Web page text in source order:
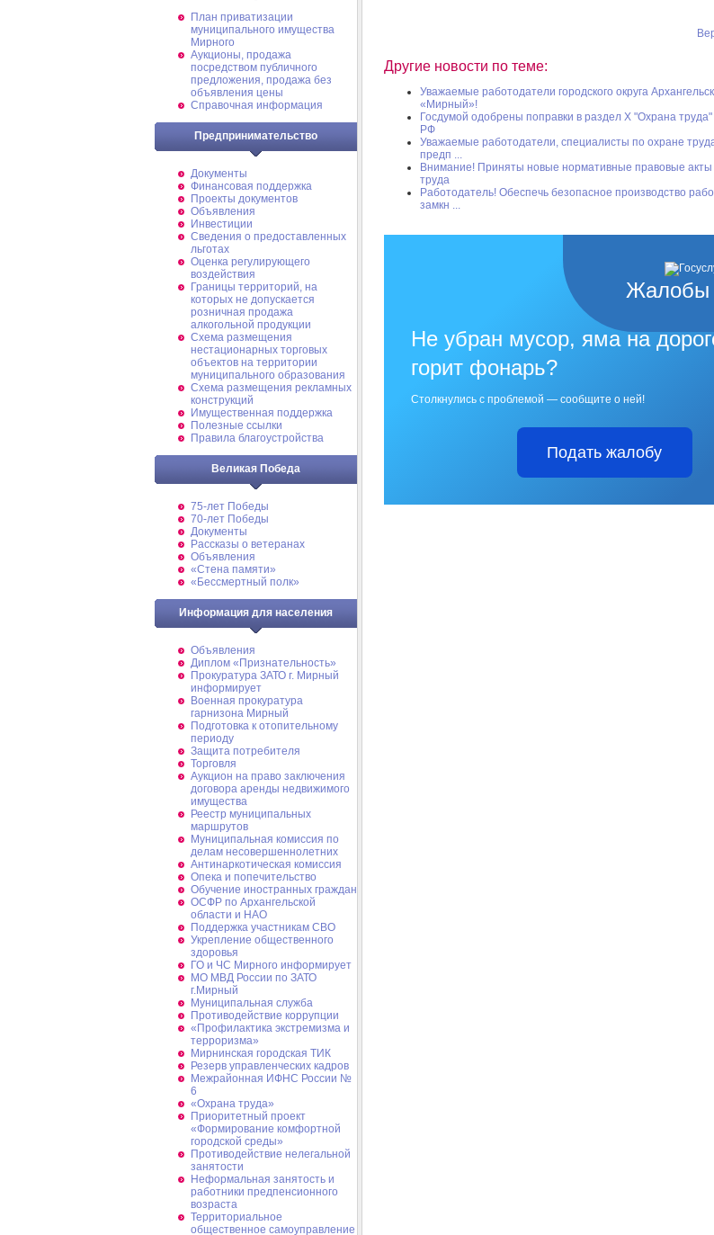
План приватизации
муниципального имущества
Мирного
Аукционы, продажа
посредством публичного
предложения, продажа без
объявления цены
Справочная информация
Предпринимательство
Документы
Финансовая поддержка
Проекты документов
Объявления
Инвестиции
Сведения о предоставленных
льготах
Оценка регулирующего
воздействия
Границы территорий, на
которых не допускается
розничная продажа
алкогольной продукции
Схема размещения
нестационарных торговых
объектов на территории
муниципального образования
Схема размещения рекламных
конструкций
Имущественная поддержка
Полезные ссылки
Правила благоустройства
Великая Победа
75-лет Победы
70-лет Победы
Документы
Рассказы о ветеранах
Объявления
«Стена памяти»
«Бессмертный полк»
Информация для населения
Объявления
Диплом «Признательность»
Прокуратура ЗАТО г. Мирный
информирует
Военная прокуратура
гарнизона Мирный
Подготовка к отопительному
периоду
Защита потребителя
Торговля
Аукцион на право заключения
договора аренды недвижимого
имущества
Реестр муниципальных
маршрутов
Муниципальная комиссия по
делам несовершеннолетних
Антинаркотическая комиссия
Опека и попечительство
Обучение иностранных граждан
ОСФР по Архангельской
области и НАО
Поддержка участникам СВО
Укрепление общественного
здоровья
ГО и ЧС Мирного информирует
МО МВД России по ЗАТО
г.Мирный
Муниципальная cлужба
Противодействие коррупции
«Профилактика экстремизма и
терроризма»
Мирнинская городская ТИК
Резерв управленческих кадров
Межрайонная ИФНС России №
6
«Охрана труда»
Приоритетный проект
«Формирование комфортной
городской среды»
Противодействие нелегальной
занятости
Неформальная занятость и
работники предпенсионного
возраста
Территориальное
общественное самоуправление
Другие новости по теме:
Уважаемые работодатели городского округа
«Мирный»!
Госдумой одобрены поправки в раздел X "Охрана труда"
РФ
Уважаемые работодатели, специалисты по охране
предп ...
Внимание! Приняты новые нормативные правовые
труда
Работодатель! Обеспечь безопасное производство
замкн ...
Жалобы
Не убран мусор, яма на
горит фонарь?
Столкнулись с проблемой — сообщите о ней!
Подать жалобу